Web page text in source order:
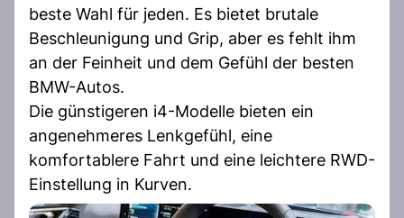
beste Wahl für jeden. Es bietet brutale
Beschleunigung und Grip, aber es fehlt ihm
an der Feinheit und dem Gefühl der besten
BMW-Autos.
Die günstigeren i4-Modelle bieten ein
angenehmeres Lenkgefühl, eine
komfortablere Fahrt und eine leichtere RWD-
Einstellung in Kurven.